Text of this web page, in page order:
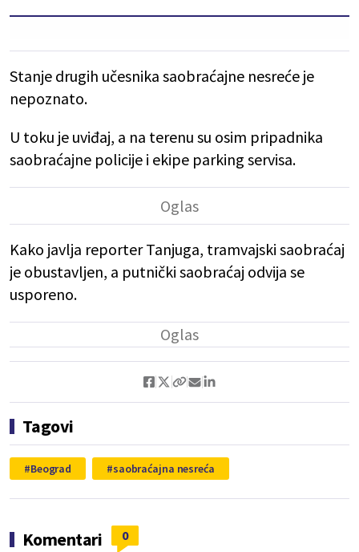
Stanje drugih učesnika saobraćajne nesreće je
nepoznato.
U toku je uviđaj, a na terenu su osim pripadnika
saobraćajne policije i ekipe parking servisa.
Kako javlja reporter Tanjuga, tramvajski saobraćaj
je obustavljen, a putnički saobraćaj odvija se
usporeno.
Tagovi
Beograd saobraćajna nesreća
Komentari 0